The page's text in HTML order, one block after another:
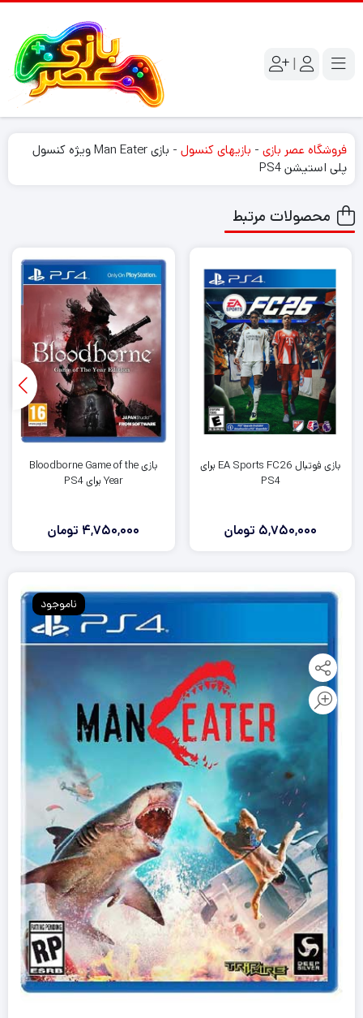
|
فروشگاه عصر بازی - بازیهای کنسول -
بازی Man Eater ویژه کنسول
پلی استیشن PS4
محصولات مرتبط
بازی فوتبال EA Sports FC26 برای
PS4
5,750,000 تومان
بازی Bloodborne Game of the
Year برای PS4
4,750,000 تومان
ناموجود